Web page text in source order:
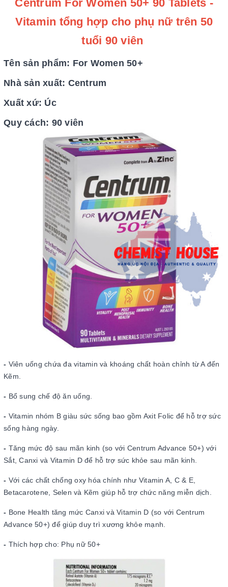
Centrum For Women 50+ 90 Tablets -
Vitamin tổng hợp cho phụ nữ trên 50
tuổi 90 viên
Tên sản phẩm: For Women 50+
Nhà sản xuất: Centrum
Xuất xứ: Úc
Quy cách: 90 viên
- Viên uống chứa đa vitamin và khoáng chất hoàn chỉnh từ A đến
Kẽm.
- Bổ sung chế độ ăn uống.
- Vitamin nhóm B giàu sức sống bao gồm Axit Folic để hỗ trợ sức
sống hàng ngày.
- Tăng mức độ sau mãn kinh (so với Centrum Advance 50+) với
Sắt, Canxi và Vitamin D để hỗ trợ sức khỏe sau mãn kinh.
- Với các chất chống oxy hóa chính như Vitamin A, C & E,
Betacarotene, Selen và Kẽm giúp hỗ trợ chức năng miễn dịch.
- Bone Health tăng mức Canxi và Vitamin D (so với Centrum
Advance 50+) để giúp duy trì xương khỏe mạnh.
- Thích hợp cho: Phụ nữ 50+